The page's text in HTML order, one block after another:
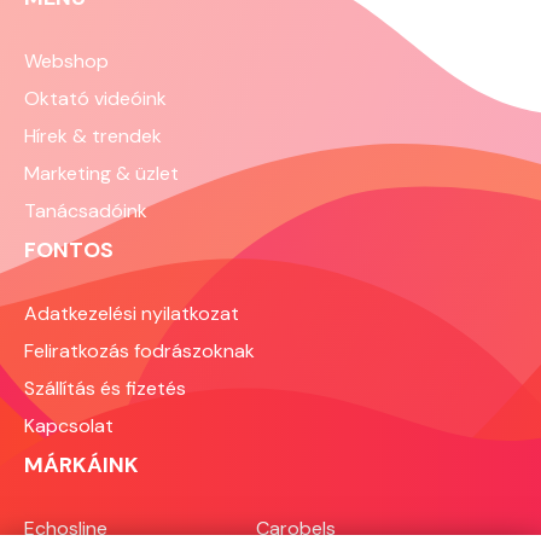
elektromos biztonság és kereskedelmi
előírások. Bár külön "működési
engedély" nem szükséges, a kötelező
feltételek elmulasztása súlyos, akár
több százezer forintos bírságot
vonhat maga után. A jó hír az, hogy ha
egyszer rendszerben gondolkodva
végigjárod a teendőket, utána évente
egyszer végigfutni a listát elegendő,
és a mindennapokban nyugodtan a
vendégeidre és a szakmádra
koncentrálhatsz. Ebben az
útmutatóban végigvesszük az összes
fontos előírást, a higiéniától a
tűzvédelmen át a zenehasználatig.
Tekintsd ellenőrzőlistának, amelyet
érdemes a nyitás előtt, de a már
működő szalonban is rendszeresen
Webshop
Oktató videóink
Hírek & trendek
Marketing & üzlet
Tanácsadóink
FONTOS
Adatkezelési nyilatkozat
Feliratkozás fodrászoknak
Szállítás és fizetés
Kapcsolat
MÁRKÁINK
Echosline Carobels